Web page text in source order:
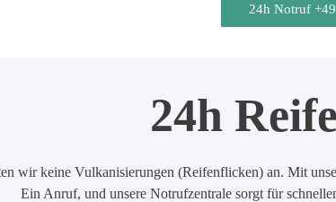
24h Notruf
24h
wir keine Vulkanisierungen (Reifenflicken) an. Mit
Ein Anruf, und unsere Notrufzentrale sorgt für